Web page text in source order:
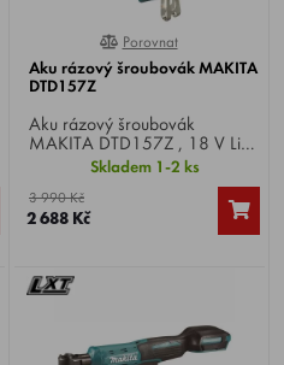
0%
Porovnat
Aku rázový šroubovák MAKITA
DTD157Z
Aku rázový šroubovák
MAKITA DTD157Z , 18 V Li-
ion, otáčky 0-1.300 / 3.000
min-1, max. utahovací moment
140 Nm, upínání šestihran
1/4", hmotnost 0,9 kg.
Skladem 1-2 ks
3 990 Kč
2 688 Kč